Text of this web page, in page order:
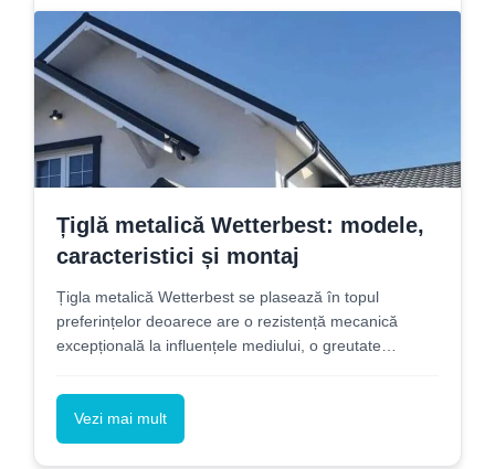
Țiglă metalică Wetterbest: modele,
caracteristici și montaj
Țigla metalică Wetterbest se plasează în topul
preferințelor deoarece are o rezistență mecanică
excepțională la influențele mediului, o greutate
50 de ani.
Vezi mai mult